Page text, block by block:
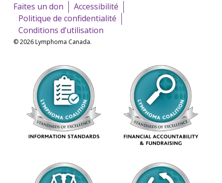
Faites un don
Accessibilité
Politique de confidentialité
Conditions d’utilisation
© 2026 Lymphoma Canada.